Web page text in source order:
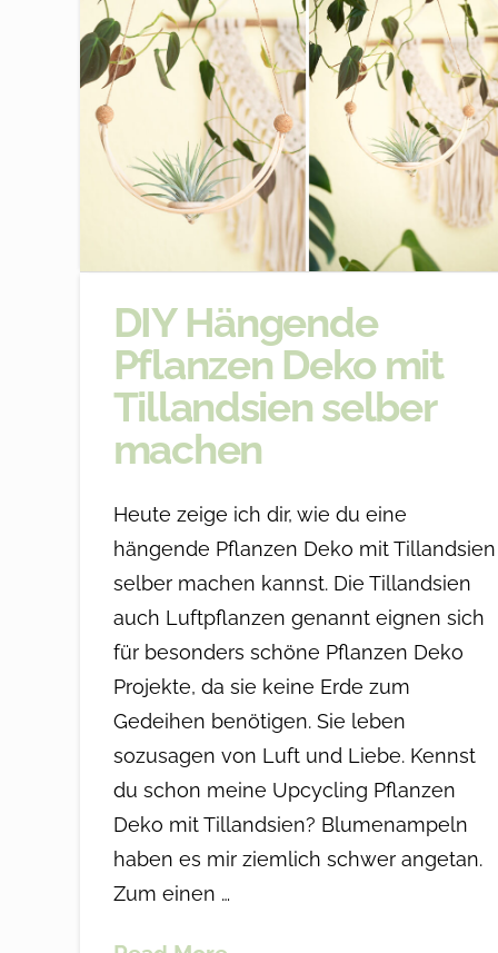
DIY Hängende
Pflanzen Deko mit
Tillandsien selber
machen
Heute zeige ich dir, wie du eine
hängende Pflanzen Deko mit Tillandsien
selber machen kannst. Die Tillandsien
auch Luftpflanzen genannt eignen sich
für besonders schöne Pflanzen Deko
Projekte, da sie keine Erde zum
Gedeihen benötigen. Sie leben
sozusagen von Luft und Liebe. Kennst
du schon meine Upcycling Pflanzen
Deko mit Tillandsien? Blumenampeln
haben es mir ziemlich schwer angetan.
Zum einen …